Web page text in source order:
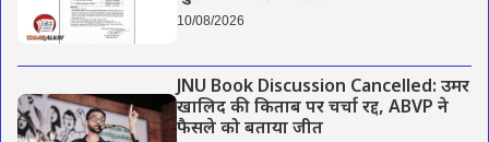
10/08/2026
JNU Book Discussion Cancelled: उमर
खालिद की किताब पर चर्चा रद्द, ABVP ने
फैसले को बताया जीत